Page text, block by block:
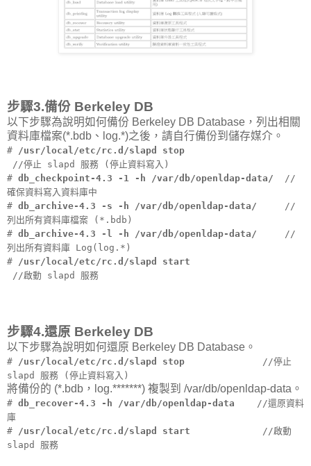
步驟3.備份 Berkeley DB
以下步驟為說明如何備份 Berkeley DB Database，列出相關
資料庫檔案(*.bdb、log.*)之後，請自行備份到儲存媒介。
#
/usr/local/etc/rc.d/slapd stop
//停止 slapd 服務 (停止資料寫入)
# db_checkpoint-4.3 -1 -h /var/db/openldap-data/ //
確保資料寫入資料庫中
# db_archive-4.3 -s -h /var/db/openldap-data/ //
列出所有資料庫檔案 (*.bdb)
# db_archive-4.3 -l -h /var/db/openldap-data/ //
列出所有資料庫 Log(log.*)
#
/usr/local/etc/rc.d/slapd start
//啟動 slapd 服務
步驟4.還原 Berkeley DB
以下步驟為說明如何還原 Berkeley DB Database。
# /usr/local/etc/rc.d/slapd stop
//停止
slapd 服務 (停止資料寫入)
將備份的 (*.bdb，log.*******) 複製到 /var/db/openldap-data。
# db_recover-4.3 -h /var/db/openldap-data
//還原資料
庫
#
/usr/local/etc/rc.d/slapd start //啟動
slapd 服務